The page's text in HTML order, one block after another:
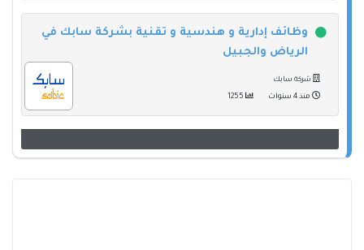
وظائف إدارية و هندسية و تقنية بشركة سابك في
الرياض والجبيل
شركة سابك
منذ 4 سنوات